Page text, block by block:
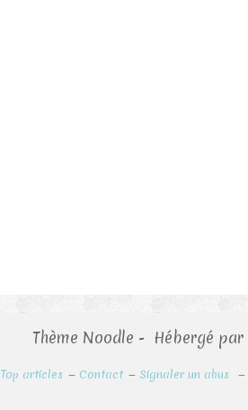
Thème Noodle - Hébergé par
Top articles Contact Signaler un abus